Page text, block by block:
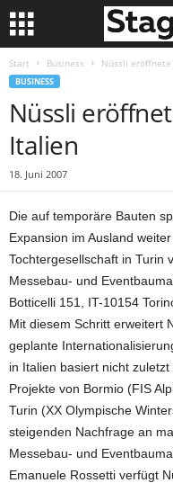
Start Business Nüssli
BUSINESS
Nüssli
Italien
18. Juni 2007
Die auf temporäre Bauten
Expansion im Ausland
Tochtergesellschaft in Turin
Messebau- und
Botticelli 151, IT-10154
Mit diesem Schritt erweitert
geplante
in Italien basiert nicht
Projekte von Bormio (FIS
Turin (XX Olympische
steigenden Nachfrage an
Messebau- und
Emanuele Rossetti verfügt